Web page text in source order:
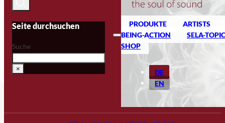
Seite durchsuchen
Suche
×
PRODUKTE
ARTISTS
BEING-ACTION
SELA-
SHOP
DE
EN